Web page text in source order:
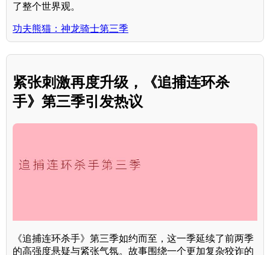
了整个世界观。
功夫熊猫：神龙骑士第三季
紧张刺激再度升级，《追捕连环杀
手》第三季引发热议
《追捕连环杀手》第三季如约而至，这一季延续了前两季
的高强度悬疑与紧张气氛。故事围绕一个更加复杂狡诈的